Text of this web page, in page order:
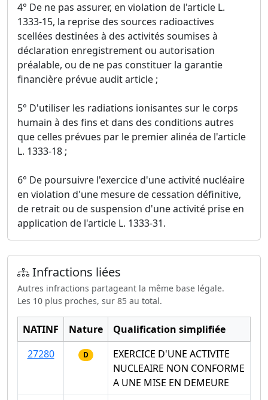
4° De ne pas assurer, en violation de l'article L.
1333-15, la reprise des sources radioactives
scellées destinées à des activités soumises à
déclaration enregistrement ou autorisation
préalable, ou de ne pas constituer la garantie
financière prévue audit article ;
5° D'utiliser les radiations ionisantes sur le corps
humain à des fins et dans des conditions autres
que celles prévues par le premier alinéa de l'article
L. 1333-18 ;
6° De poursuivre l'exercice d'une activité nucléaire
en violation d'une mesure de cessation définitive,
de retrait ou de suspension d'une activité prise en
application de l'article L. 1333-31.
Infractions liées
Autres infractions partageant la même base légale.
Les 10 plus proches, sur 85 au total.
NATINF Nature
Qualification simplifiée
27280
D
EXERCICE D'UNE ACTIVITE
NUCLEAIRE NON CONFORME
A UNE MISE EN DEMEURE